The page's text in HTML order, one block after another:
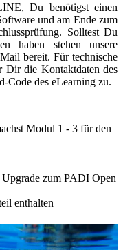
Du benötigst einen
und am Ende zum
Solltest Du
haben stehen unsere
bereit. Für technische
Dir die Kontaktdaten des
Code des eLearning zu.
Modul 1 - 3 für den
zum PADI Open
enthalten